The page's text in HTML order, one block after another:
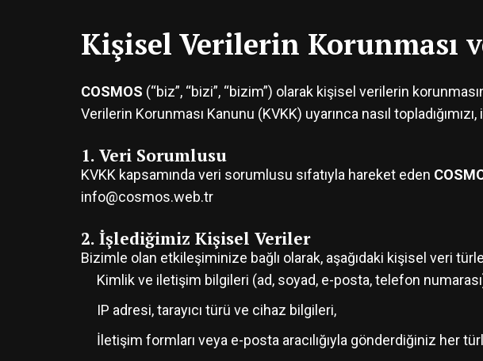
Kişisel Verilerin Korunması
COSMOS (“biz”, “bizi”, “bizim”) olarak kişisel verilerin
Verilerin Korunması Kanunu (KVKK) uyarınca nasıl
1. Veri Sorumlusu
KVKK kapsamında veri sorumlusu sıfatıyla hareket eden
info@cosmos.web.tr
2. İşlediğimiz Kişisel Veriler
Bizimle olan etkileşiminize bağlı olarak, aşağıdaki kişisel veri
Kimlik ve iletişim bilgileri (ad, soyad, e-posta, telefon
IP adresi, tarayıcı türü ve cihaz bilgileri,
İletişim formları veya e-posta aracılığıyla gönderdiğiniz her